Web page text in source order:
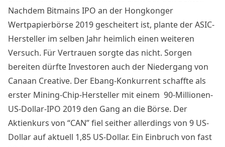
Nachdem Bitmains IPO an der Hongkonger
Wertpapierbörse 2019 gescheitert ist, plante der ASIC-
Hersteller im selben Jahr heimlich einen weiteren
Versuch. Für Vertrauen sorgte das nicht. Sorgen
bereiten dürfte Investoren auch der Niedergang von
Canaan Creative. Der Ebang-Konkurrent schaffte als
erster Mining-Chip-Hersteller mit einem 90-Millionen-
US-Dollar-IPO 2019 den Gang an die Börse. Der
Aktienkurs von “CAN” fiel seither allerdings von 9 US-
Dollar auf aktuell 1,85 US-Dollar. Ein Einbruch von fast